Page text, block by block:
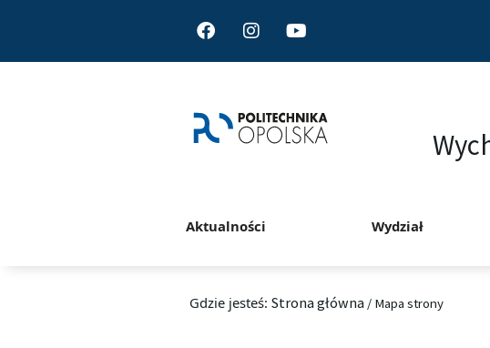
FacebookInstagram
Aktualności Wydział
Gdzie jesteś:Strona główna / Mapa strony